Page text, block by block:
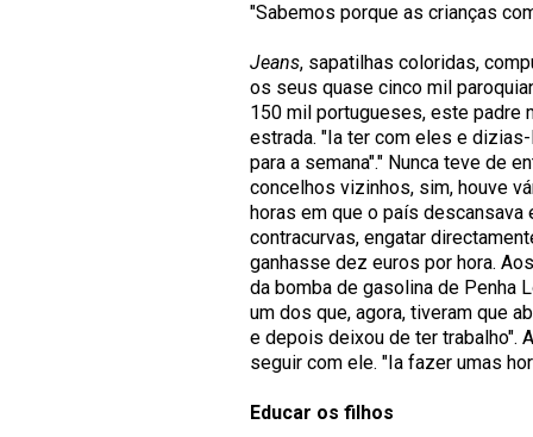
"Sabemos porque as crianças
Jeans, sapatilhas coloridas,
os seus quase cinco mil
150 mil portugueses, este padre
estrada. "Ia ter com eles e
para a semana"." Nunca teve de
concelhos vizinhos, sim, houve
horas em que o país
contracurvas, engatar
ganhasse dez euros por hora.
da bomba de gasolina de Penha
um dos que, agora, tiveram que
e depois deixou de ter trabalho".
seguir com ele. "Ia fazer umas
Educar os filhos